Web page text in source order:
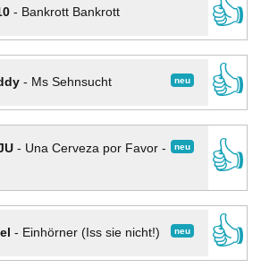
- Bankrott Bankrott
👍
neu
- Ms Sehnsucht
👍
neu
- Una Cerveza por Favor -
👍
neu
- Einhörner (Iss sie nicht!)
👍